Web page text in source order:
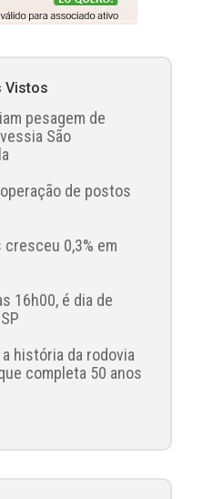
Vistos
pesagem de
São
de postos
0,3% em
16h00, é dia de
história da rodovia
completa 50 anos